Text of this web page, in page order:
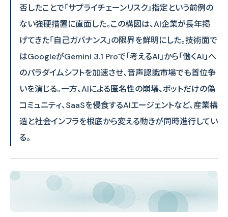
否したことで「サプライチェーンリスク」指定という前例の
ない強硬措置に直面した。この構図は、AI企業が長年掲
げてきた「自己ガバナンス」の限界を鮮明にした。技術面で
はGoogleがGemini 3.1 Proで「考えるAI」から「働くAI」へ
のパラダイムシフトを加速させ、音声認識市場でも首位争
いを演じる。一方、AIによる匿名性の崩壊、ボットだけの偽
コミュニティ、SaaSを侵食するAIエージェントなど、産業構
造と社会インフラを根底から変える動きが同時進行してい
る。